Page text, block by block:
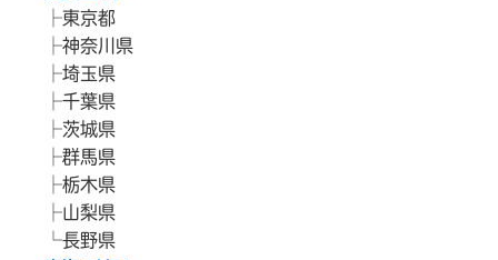
東京都
神奈川県
埼玉県
千葉県
茨城県
群馬県
栃木県
山梨県
長野県